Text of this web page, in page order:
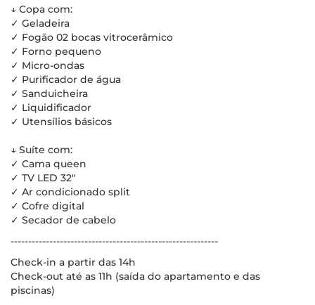
↓ Copa com:
✓ Geladeira
✓ Fogão 02 bocas vitrocerâmico
✓ Forno pequeno
✓ Micro-ondas
✓ Purificador de água
✓ Sanduicheira
✓ Liquidificador
✓ Utensílios básicos
↓ Suíte com:
✓ Cama queen
✓ TV LED 32"
✓ Ar condicionado split
✓ Cofre digital
✓ Secador de cabelo
-----------------------------------------------------------
Check-in a partir das 14h
Check-out até as 11h (saída do apartamento e das
piscinas)